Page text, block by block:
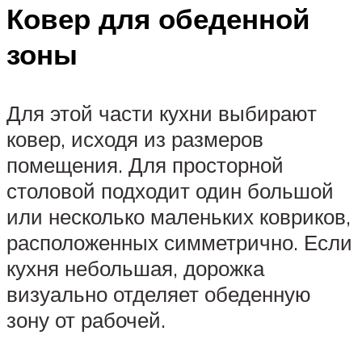
Ковер для обеденной
зоны
Для этой части кухни выбирают
ковер, исходя из размеров
помещения. Для просторной
столовой подходит один большой
или несколько маленьких ковриков,
расположенных симметрично. Если
кухня небольшая, дорожка
визуально отделяет обеденную
зону от рабочей.